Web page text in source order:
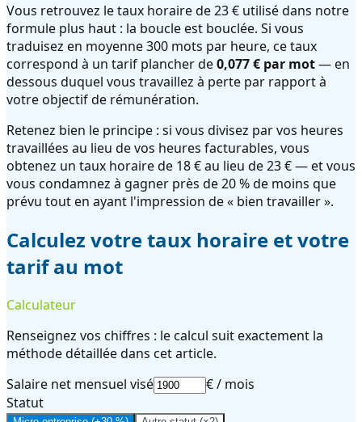
Vous retrouvez le taux horaire de 23 € utilisé dans notre
formule plus haut : la boucle est bouclée. Si vous
traduisez en moyenne 300 mots par heure, ce taux
correspond à un tarif plancher de0,077 € par mot— en
dessous duquel vous travaillez à perte par rapport à
votre objectif de rémunération.
Retenez bien le principe : si vous divisez par vos heures
travaillées au lieu de vos heures facturables, vous
obtenez un taux horaire de 18 € au lieu de 23 € — et vous
vous condamnez à gagner près de 20 % de moins que
prévu tout en ayant l'impression de « bien travailler ».
Calculez votre taux horaire et votre
tarif au mot
Calculateur
Renseignez vos chiffres : le calcul suit exactement la
méthode détaillée dans cet article.
Salaire net mensuel visé
€ / mois
Statut